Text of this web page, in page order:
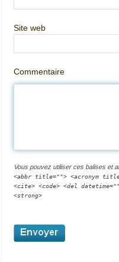
Site web
Commentaire
Vous pouvez utiliser ces balises et
<abbr title=""> <acronym
<cite> <code> <del
<strong>